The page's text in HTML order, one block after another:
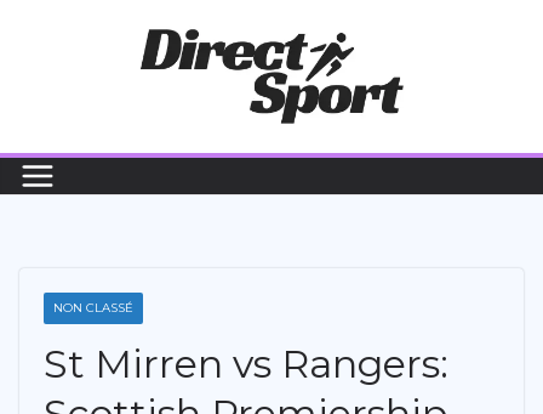
NON CLASSÉ
St Mirren vs Rangers: